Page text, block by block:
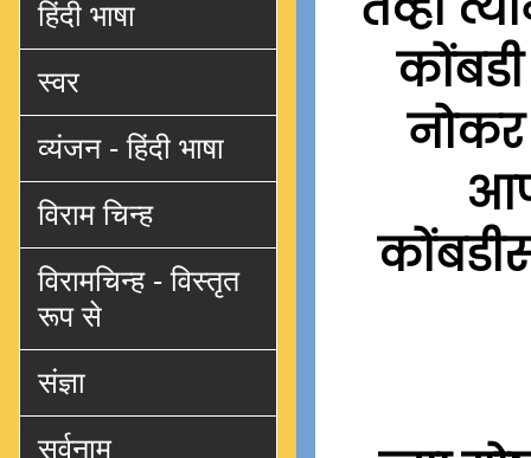
नोकर
हिंदी भाषा
स्वर
व्यंजन - हिंदी भाषा
विराम चिन्ह
विरामचिन्ह - विस्तृत
रूप से
संज्ञा
सर्वनाम